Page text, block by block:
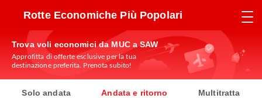
Rotte Economiche Più Popolari
Trova voli economici da MUC a SAW
Approfitta di offerte esclusive per la tua
destinazione preferita. Prenota subito!
Solo andata Andata e ritorno Multitratta